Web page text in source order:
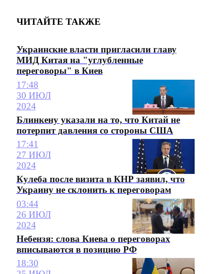
ЧИТАЙТЕ ТАКЖЕ
Украинские власти пригласили главу
МИД Китая на "углубленные
переговоры" в Киев
17:48
30 ИЮЛ
2024
Блинкену указали на то, что Китай не
потерпит давления со стороны США
17:41
27 ИЮЛ
2024
Кулеба после визита в КНР заявил, что
Украину не склонить к переговорам
03:44
26 ИЮЛ
2024
Небензя: слова Киева о переговорах
вписываются в позицию РФ
18:30